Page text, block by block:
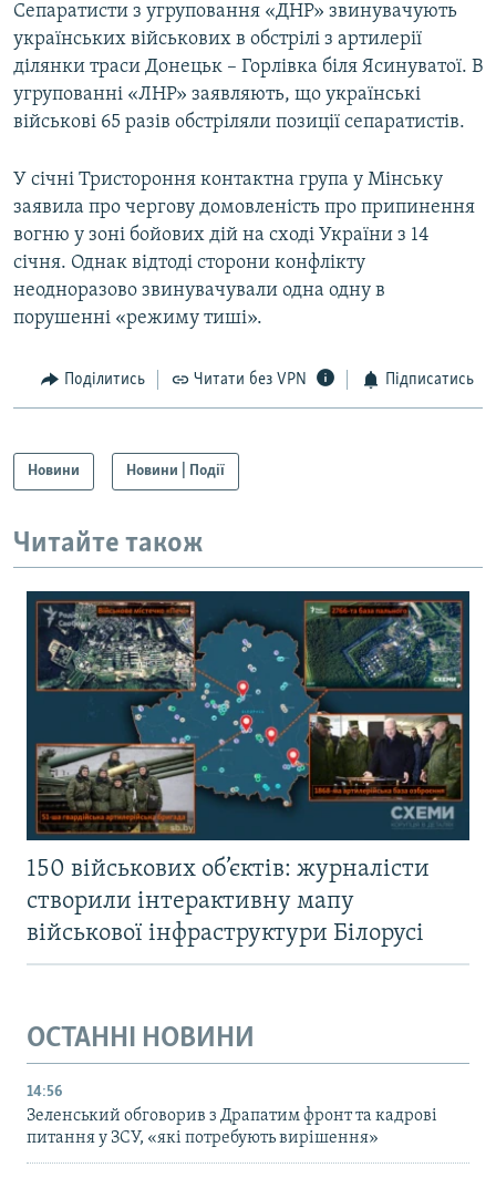
Сепаратисти з угруповання «ДНР» звинувачують
українських військових в обстрілі з артилерії
ділянки траси Донецьк – Горлівка біля Ясинуватої. В
угрупованні «ЛНР» заявляють, що українські
військові 65 разів обстріляли позиції сепаратистів.
У січні Тристороння контактна група у Мінську
заявила про чергову домовленість про припинення
вогню у зоні бойових дій на сході України з 14
січня. Однак відтоді сторони конфлікту
неодноразово звинувачували одна одну в
порушенні «режиму тиші».
Поділитись Читати без VPN Підписатись
Новини Новини | Події
Читайте також
150 військових об’єктів: журналісти
створили інтерактивну мапу
військової інфраструктури Білорусі
ОСТАННІ НОВИНИ
14:56
Зеленський обговорив з Драпатим фронт та кадрові
питання у ЗСУ, «які потребують вирішення»